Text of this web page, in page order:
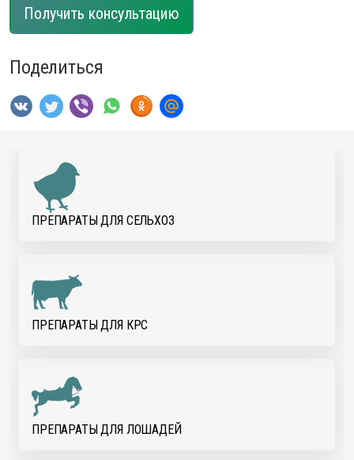
Получить консультацию
Поделиться
ПРЕПАРАТЫ ДЛЯ CЕЛЬХОЗ
ПРЕПАРАТЫ ДЛЯ КРС
ПРЕПАРАТЫ ДЛЯ ЛОШАДЕЙ